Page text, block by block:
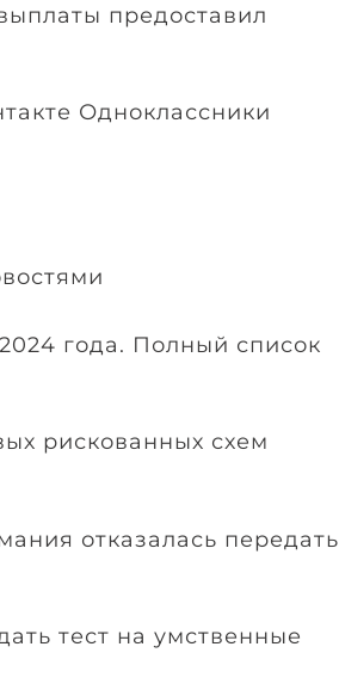
предоставил
Одноклассники
года. Полный список
рискованных схем
отказалась передать
тест на умственные